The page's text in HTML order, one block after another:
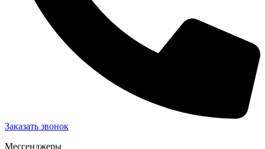
Заказать звонок
Мессенджеры